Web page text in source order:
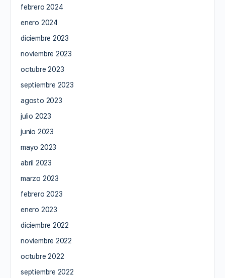
febrero 2024
enero 2024
diciembre 2023
noviembre 2023
octubre 2023
septiembre 2023
agosto 2023
julio 2023
junio 2023
mayo 2023
abril 2023
marzo 2023
febrero 2023
enero 2023
diciembre 2022
noviembre 2022
octubre 2022
septiembre 2022